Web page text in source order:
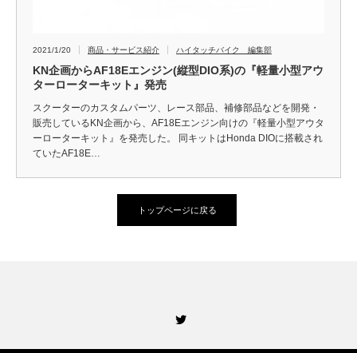
2021/1/20 商品・サービス紹介 ハイタッチバイク 編集部
KN企画からAF18Eエンジン(縦型DIO系)の『軽量小型アウ
ターローターキット』発売
スクーターのカスタムパーツ、レース部品、補修部品などを開発・
販売しているKN企画から、AF18Eエンジン向けの『軽量小型アウタ
ーローターキット』を発売した。 同キットはHonda DIOに搭載され
ていたAF18E…
トップページに戻る